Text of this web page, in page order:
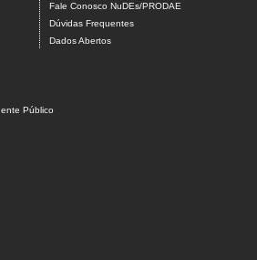
Fale Conosco NuDEs/PRODAE
Dúvidas Frequentes
Dados Abertos
Público